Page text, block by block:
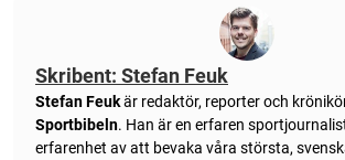
Skribent: Stefan Feuk
Stefan Feukär redaktör, reporter och
Sportbibeln. Han är en erfaren
erfarenhet av att bevaka våra största,